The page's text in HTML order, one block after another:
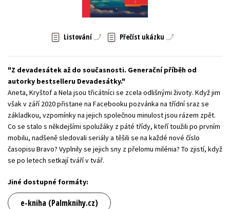
Zahraniční literatura
Všechny tituly
Listování Přečíst ukázku
Z devadesátek až do současnosti. Generační příběh od
autorky bestselleru Devadesátky.
Aneta, Kryštof a Nela jsou třicátníci se zcela odlišnými životy. Když jim
však v září 2020 přistane na Facebooku pozvánka na třídní sraz se
základkou, vzpomínky na jejich společnou minulost jsou rázem zpět.
Co se stalo s někdejšími spolužáky z páté třídy, kteří toužili po prvním
mobilu, nadšeně sledovali seriály a těšili se na každé nové číslo
časopisu Bravo? Vyplnily se jejich sny z přelomu milénia? To zjistí, když
se po letech setkají tváří v tvář.
Jiné dostupné formáty:
e-kniha (Palmknihy.cz)